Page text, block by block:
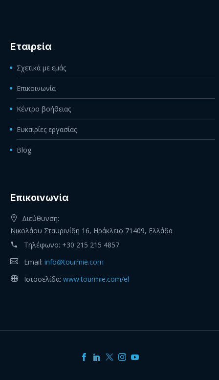
Εταιρεία
Σχετικά με εμάς
Επικοινωνία
Κέντρο βοήθειας
Ευκαιρίες εργασίας
Blog
Eπικοινωνία
Διεύθυνση:
Νικολάου Σταυρινίδη 16, Ηράκλειο 71409, Ελλάδα
Τηλέφωνο: +30 215 215 4857
Email: info@tourmie.com
Ιστοσελίδα: www.tourmie.com/el